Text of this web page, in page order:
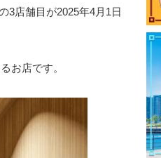
3店舗目が2025年4月1日
お店です。